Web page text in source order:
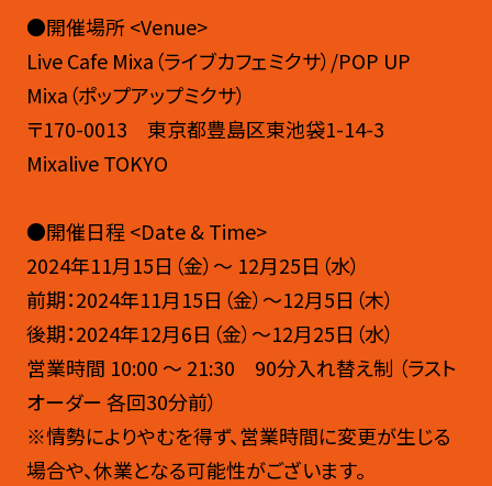
●開催場所 <Venue>
Live Cafe Mixa（ライブカフェミクサ）/POP UP
Mixa（ポップアップミクサ）
〒170-0013 東京都豊島区東池袋1-14-3
Mixalive TOKYO
●開催日程 <Date & Time>
2024年11月15日（金）〜 12月25日（水）
前期：2024年11月15日（金）～12月5日（木）
後期：2024年12月6日（金）～12月25日（水）
営業時間 10:00 〜 21:30 90分入れ替え制 （ラスト
オーダー 各回30分前）
※情勢によりやむを得ず、営業時間に変更が生じる
場合や、休業となる可能性がございます。